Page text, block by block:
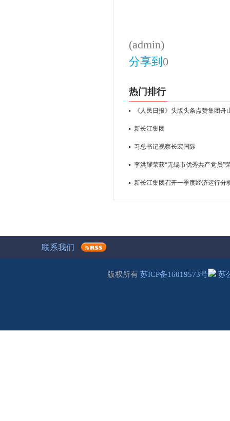
(admin)
分享到 0
热门排行
《人民日报》头版头条点赞集团舟
新长江集团
习总书记视察长宏国际
李洪耀荣获“无锡市优秀共产党员”
新长江集团召开一季度经济运行分
联系我们
版权所有 苏ICP备16019573号 苏